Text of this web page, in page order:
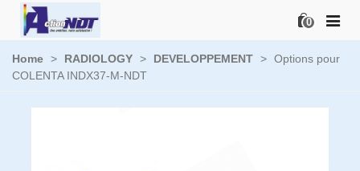
0
Home > RADIOLOGY > DEVELOPPEMENT > Options pour
COLENTA INDX37-M-NDT